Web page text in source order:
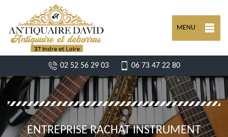
MENU
02 52 56 29 03 06 73 47 22 80
ENTREPRISE RACHAT INSTRUMENT